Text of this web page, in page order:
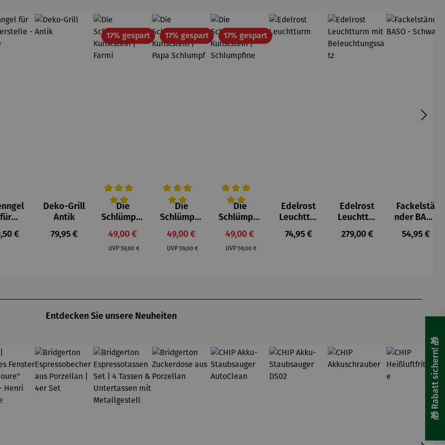
für
-
Preis:
€
Deko-Grill
Antik
Regulärer Preis:
79,95 €
17% gespartRabatt
Durchschnittliche Bewertung von 5 von 5 Sternen
Die
Schlümpfe
aus
Kunststei
n | Farmi
Verkaufspreis:
49,00 €
UVP Regulärer Preis:
59,00 €
17% gespartRabatt
Durchschnittliche Bewertung von 5 von 5 Sternen
Die
Schlümpfe
aus
Kunststei
n | Papa
Verkaufspreis:
49,00 €
UVP Regulärer Preis:
59,00 €
17% gespartRabatt
Durchschnittliche Bewertung von 5 von 5 Sternen
Die
Schlümpfe
aus
Kunststei
n |
Verkaufspreis:
49,00 €
UVP Regulärer Preis:
59,00 €
Edelrost
Leuchttur
m
Regulärer Preis:
74,95 €
Edelrost
Leuchttur
m mit
Beleuchtu
Regulärer Preis:
279,00 €
Fackelstä
nder BASO
- Schwarz
Regulärer
54,95 €
Entdecken Sie unsere Neuheiten
🎁 Rabatt sichern! 🎁